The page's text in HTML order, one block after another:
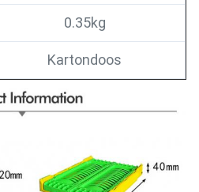
0.35kg
Kartondoos